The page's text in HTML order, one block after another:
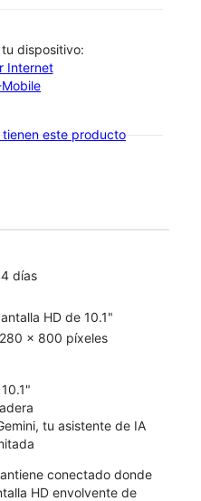
dispositivo:
Internet
este producto
días
HD de 10.1"
x 800 píxeles
tu asistente de IA
conectado donde
HD envolvente de